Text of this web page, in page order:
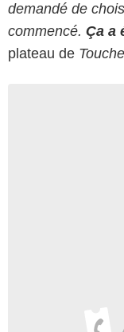
demandé de
commencé. Ça a
plateau de